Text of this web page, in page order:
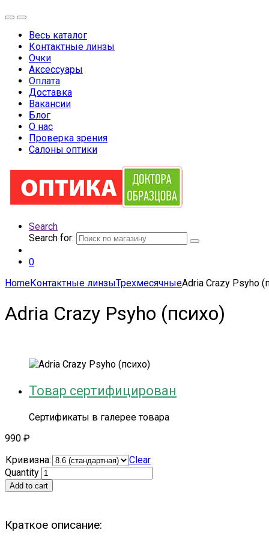
Весь каталог
Контактные линзы
Очки
Аксессуары
Оплата
Доставка
Вакансии
Блог
О нас
Проверка зрения
Салоны оптики
Search
Search for:
0
HomeКонтактные линзыТрехмесячныеAdria Crazy Psyho
Adria Crazy Psyho (психо)
Товар сертифицирован
Сертификаты в галерее товара
990 ₽
Кривизна:
Clear
Quantity
Add to cart
Краткое описание: